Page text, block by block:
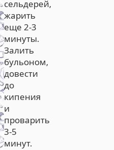
сельдерей,
жарить
еще 2-3
минуты.
Залить
бульоном,
довести
до
кипения
и
проварить
3-5
минут.